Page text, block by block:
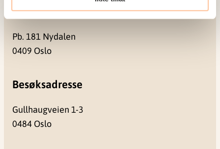
Postadresse
Pb. 181 Nydalen
0409 Oslo
Besøksadresse
Gullhaugveien 1-3
0484 Oslo